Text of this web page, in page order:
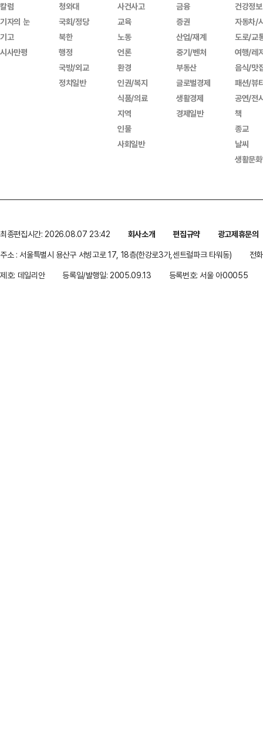
칼럼
기자의 눈
기고
시사만평
청와대
국회/정당
북한
행정
국방/외교
정치일반
사건사고
교육
노동
언론
환경
인권/복지
식품/의료
지역
인물
사회일반
금융
증권
산업/재계
중기/벤처
부동산
글로벌경제
생활경제
경제일반
건강정보
자동차/
도로/교
여행/레
음식/맛
패션/뷰
공연/전
책
종교
날씨
생활문
최종편집시간: 2026.08.07 23:42 회사소개 편집규약
광고제휴문의
주소 : 서울특별시 용산구 서빙고로 17, 18층(한강로3가,센트럴파크 타워동)
전
제호: 데일리안
등록일/발행일: 2005.09.13 등록번호: 서울 아00055